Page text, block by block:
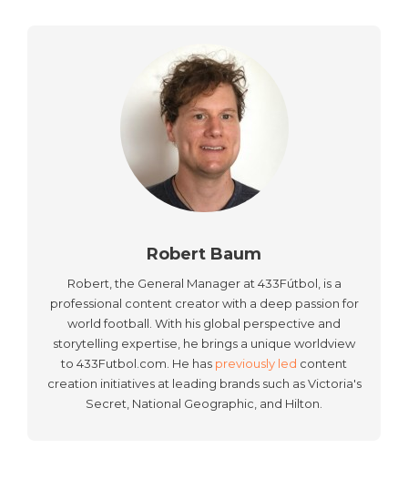
Robert Baum
Robert, the General Manager at 433Fútbol, is a
professional content creator with a deep passion for
world football. With his global perspective and
storytelling expertise, he brings a unique worldview
to 433Futbol.com. He has previously led content
creation initiatives at leading brands such as Victoria's
Secret, National Geographic, and Hilton.